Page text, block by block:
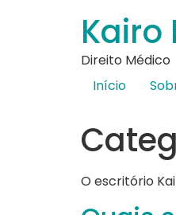
Kairo
Direito Médico
Início
O escritório